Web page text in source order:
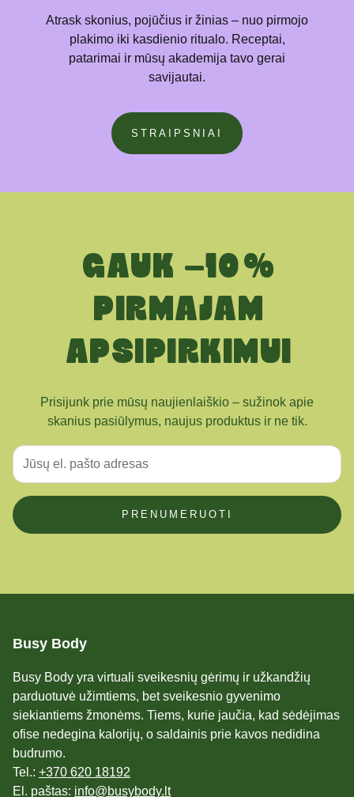
Atrask skonius, pojūčius ir žinias – nuo pirmojo
plakimo iki kasdienio ritualo. Receptai,
patarimai ir mūsų akademija tavo gerai
savijautai.
STRAIPSNIAI
GAUK -10 %
PIRMAJAM
APSIPIRKIMUI
Prisijunk prie mūsų naujienlaiškio – sužinok apie
skanius pasiūlymus, naujus produktus ir ne tik.
PRENUMERUOTI
Busy Body
Busy Body yra virtuali sveikesnių gėrimų ir užkandžių
parduotuvė užimtiems, bet sveikesnio gyvenimo
siekiantiems žmonėms. Tiems, kurie jaučia, kad sėdėjimas
ofise nedegina kalorijų, o saldainis prie kavos nedidina
budrumo.
Tel.: +370 620 18192
El. paštas: info@busybody.lt